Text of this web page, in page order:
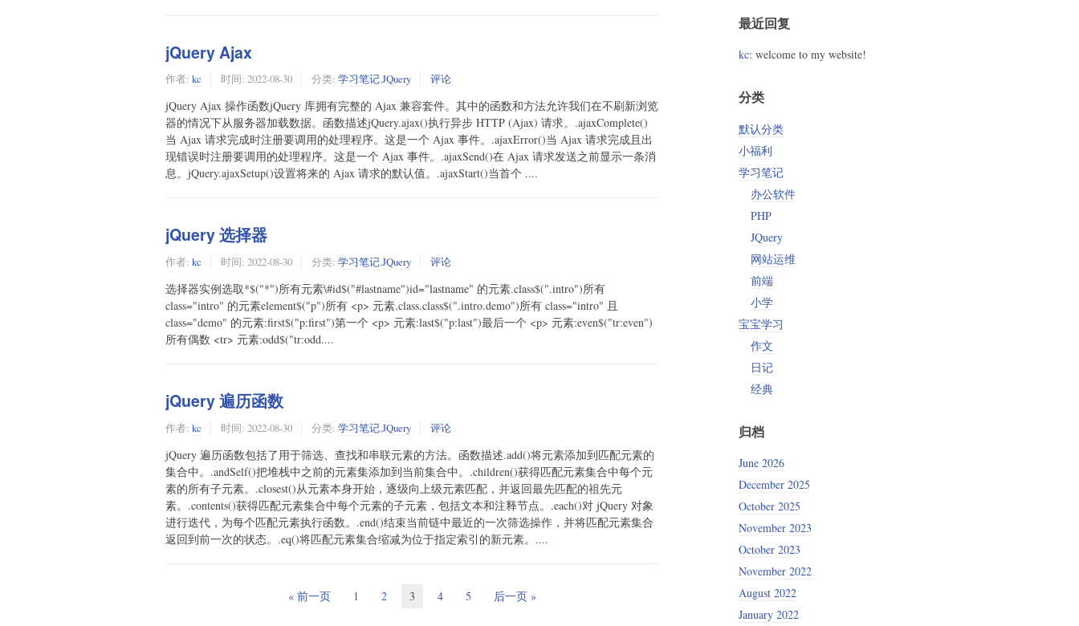
jQuery Ajax
作者: kc 时间: 2022-08-30 分类: 学习笔记,JQuery 评论
jQuery Ajax 操作函数jQuery 库拥有完整的 Ajax 兼容套件。其中的函数和方法允许我们在不刷新浏览
器的情况下从服务器加载数据。函数描述jQuery.ajax()执行异步 HTTP (Ajax) 请求。.ajaxComplete()
当 Ajax 请求完成时注册要调用的处理程序。这是一个 Ajax 事件。.ajaxError()当 Ajax 请求完成且出
现错误时注册要调用的处理程序。这是一个 Ajax 事件。.ajaxSend()在 Ajax 请求发送之前显示一条消
息。jQuery.ajaxSetup()设置将来的 Ajax 请求的默认值。.ajaxStart()当首个 ....
jQuery 选择器
作者: kc 时间: 2022-08-30 分类: 学习笔记,JQuery 评论
选择器实例选取*$("*")所有元素\#id$("#lastname")id="lastname" 的元素.class$(".intro")所有
class="intro" 的元素element$("p")所有 <p> 元素.class.class$(".intro.demo")所有 class="intro" 且
class="demo" 的元素:first$("p:first")第一个 <p> 元素:last$("p:last")最后一个 <p> 元素:even$("tr:even")
所有偶数 <tr> 元素:odd$("tr:odd....
jQuery 遍历函数
作者: kc 时间: 2022-08-30 分类: 学习笔记,JQuery 评论
jQuery 遍历函数包括了用于筛选、查找和串联元素的方法。函数描述.add()将元素添加到匹配元素的
集合中。.andSelf()把堆栈中之前的元素集添加到当前集合中。.children()获得匹配元素集合中每个元
素的所有子元素。.closest()从元素本身开始，逐级向上级元素匹配，并返回最先匹配的祖先元
素。.contents()获得匹配元素集合中每个元素的子元素，包括文本和注释节点。.each()对 jQuery 对象
进行迭代，为每个匹配元素执行函数。.end()结束当前链中最近的一次筛选操作，并将匹配元素集合
返回到前一次的状态。.eq()将匹配元素集合缩减为位于指定索引的新元素。....
« 前一页 1 2 3 4 5 后一页 »
最近回复
kc: welcome to my website!
分类
默认分类
小福利
学习笔记
办公软件
PHP
JQuery
网站运维
前端
小学
宝宝学习
作文
日记
经典
归档
June 2026
December 2025
October 2025
November 2023
October 2023
November 2022
August 2022
January 2022